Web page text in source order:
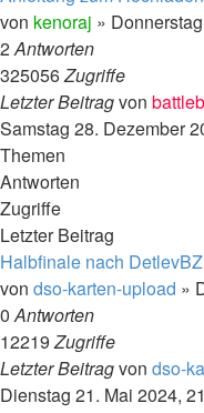
von kenoraj »
2Antworten
325056Zugriffe
Letzter Beitragvon
Samstag 28. Dezember
Themen
Antworten
Zugriffe
Letzter Beitrag
Halbfinale nach DetlevBZ
von dso-karten-upload »
0Antworten
12219Zugriffe
Letzter Beitragvon dso-
Dienstag 21. Mai 2024,